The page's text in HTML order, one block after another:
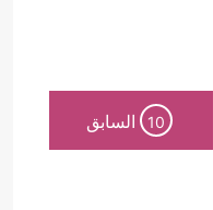
10 السابق